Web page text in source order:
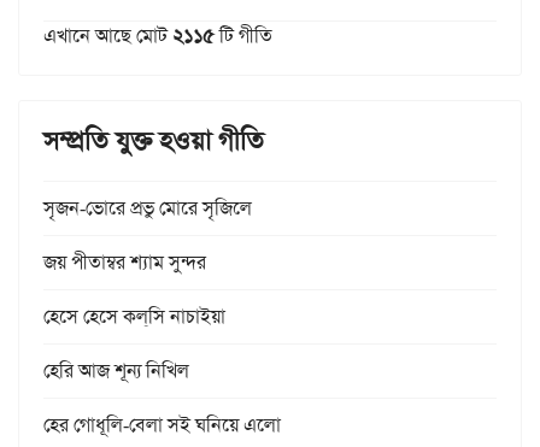
এখানে আছে মোট২১১৫টি গীতি
সম্প্রতি যুক্ত হওয়া গীতি
সৃজন-ভোরে প্রভু মোরে সৃজিলে
জয় পীতাম্বর শ্যাম সুন্দর
হেসে হেসে কল্‌সি নাচাইয়া
হেরি আজ শূন্য নিখিল
হের গোধূলি-বেলা সই ঘনিয়ে এলো